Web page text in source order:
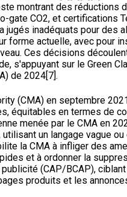
montrant des réductions
gate CO2, et certifications
jugés inadéquats pour des
forme actuelle, avec pour
Ces décisions
s'appuyant sur le Green
de 2024[7].
(CMA) en septembre
équitables en termes de
menée par le CMA en
un langage vague
la CMA à infliger des
et à ordonner la
(CAP/BCAP),
produits et les